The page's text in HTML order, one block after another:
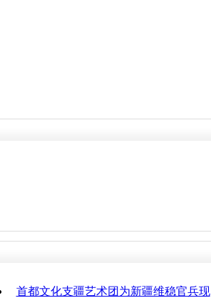
首都文化支疆艺术团为新疆维稳官兵现